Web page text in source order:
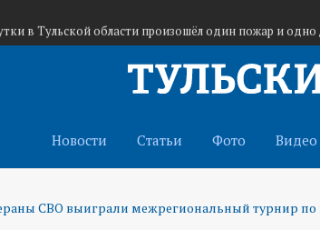
в Тульской области произошёл один пожар и
поселке Березовский запустили новый автобусный
Новости Статьи Фото Видео
СВО выиграли межрегиональный турнир по